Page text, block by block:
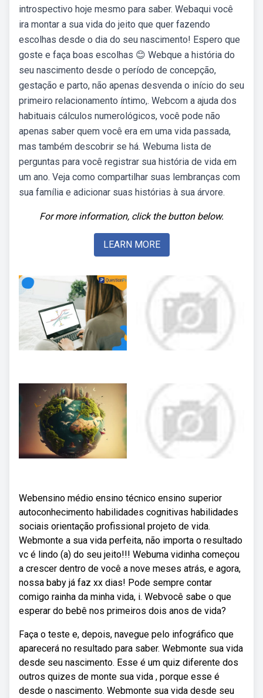
introspectivo hoje mesmo para saber. Webaqui você
ira montar a sua vida do jeito que quer fazendo
escolhas desde o dia do seu nascimento! Espero que
goste e faça boas escolhas 😊 Webque a história do
seu nascimento desde o período de concepção,
gestação e parto, não apenas desvenda o início do seu
primeiro relacionamento íntimo,. Webcom a ajuda dos
habituais cálculos numerológicos, você pode não
apenas saber quem você era em uma vida passada,
mas também descobrir se há. Webuma lista de
perguntas para você registrar sua história de vida em
um ano. Veja como compartilhar suas lembranças com
sua família e adicionar suas histórias à sua árvore.
For more information, click the button below.
LEARN MORE
Webensino médio ensino técnico ensino superior
autoconhecimento habilidades cognitivas habilidades
sociais orientação profissional projeto de vida.
Webmonte a sua vida perfeita, não importa o resultado
vc é lindo (a) do seu jeito!!! Webuma vidinha começou
a crescer dentro de você a nove meses atrás, e agora,
nossa baby já faz xx dias! Pode sempre contar
comigo rainha da minha vida, i. Webvocê sabe o que
esperar do bebê nos primeiros dois anos de vida?
Faça o teste e, depois, navegue pelo infográfico que
aparecerá no resultado para saber. Webmonte sua vida
desde seu nascimento. Esse é um quiz diferente dos
outros quizes de monte sua vida , porque esse é
desde o nascimento. Webmonte sua vida desde seu